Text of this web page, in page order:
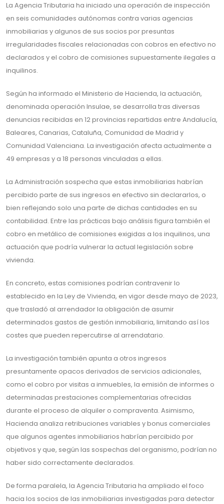
La Agencia Tributaria ha iniciado una operación de inspección
en seis comunidades autónomas contra varias agencias
inmobiliarias y algunos de sus socios por presuntas
irregularidades fiscales relacionadas con cobros en efectivo no
declarados y el cobro de comisiones supuestamente ilegales a
inquilinos.
Según ha informado el Ministerio de Hacienda, la actuación,
denominada operación Insulae, se desarrolla tras diversas
denuncias recibidas en 12 provincias repartidas entre Andalucía,
Baleares, Canarias, Cataluña, Comunidad de Madrid y
Comunidad Valenciana. La investigación afecta actualmente a
49 empresas y a 18 personas vinculadas a ellas.
La Administración sospecha que estas inmobiliarias habrían
percibido parte de sus ingresos en efectivo sin declararlos, o
bien reflejando solo una parte de dichas cantidades en su
contabilidad. Entre las prácticas bajo análisis figura también el
cobro en metálico de comisiones exigidas a los inquilinos, una
actuación que podría vulnerar la actual legislación sobre
vivienda.
En concreto, estas comisiones podrían contravenir lo
establecido en la Ley de Vivienda, en vigor desde mayo de 2023,
que trasladó al arrendador la obligación de asumir
determinados gastos de gestión inmobiliaria, limitando así los
costes que pueden repercutirse al arrendatario.
La investigación también apunta a otros ingresos
presuntamente opacos derivados de servicios adicionales,
como el cobro por visitas a inmuebles, la emisión de informes o
determinadas prestaciones complementarias ofrecidas
durante el proceso de alquiler o compraventa. Asimismo,
Hacienda analiza retribuciones variables y bonus comerciales
que algunos agentes inmobiliarios habrían percibido por
objetivos y que, según las sospechas del organismo, podrían no
haber sido correctamente declarados.
De forma paralela, la Agencia Tributaria ha ampliado el foco
hacia los socios de las inmobiliarias investigadas para detectar